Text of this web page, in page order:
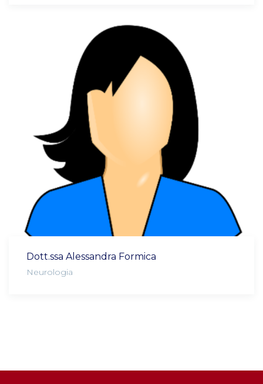
Dott.ssa Alessandra Formica
Neurologia